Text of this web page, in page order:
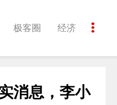
极客圈 经济
道消息，李小